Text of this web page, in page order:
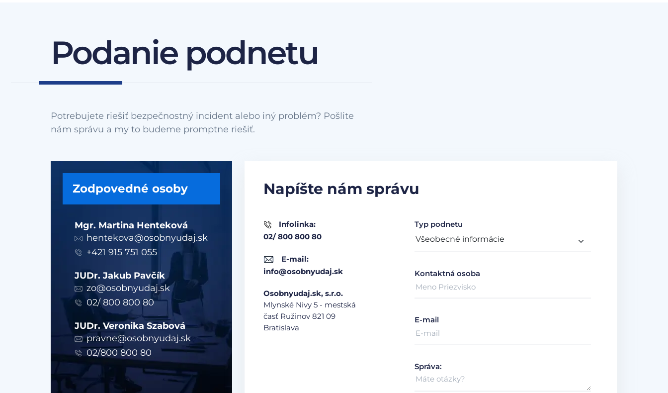
Podanie podnetu
Potrebujete riešiť bezpečnostný incident alebo iný problém? Pošlite
Zodpovedné osoby
Mgr. Martina Henteková
hentekova@osobnyudaj.sk
+421 915 751 055
JUDr. Jakub Pavčík
zo@osobnyudaj.sk
02/ 800 800 80
JUDr. Veronika Szabová
pravne@osobnyudaj.sk
02/800 800 80
Napíšte nám správu
Infolinka:
02/ 800 800 80
E-mail:
info@osobnyudaj.sk
Osobnyudaj.sk, s.r.o.
Mlynské Nivy 5 - mestská
časť Ružinov 821 09
Bratislava
Typ podnetu
Kontaktná osoba
E-mail
Správa: